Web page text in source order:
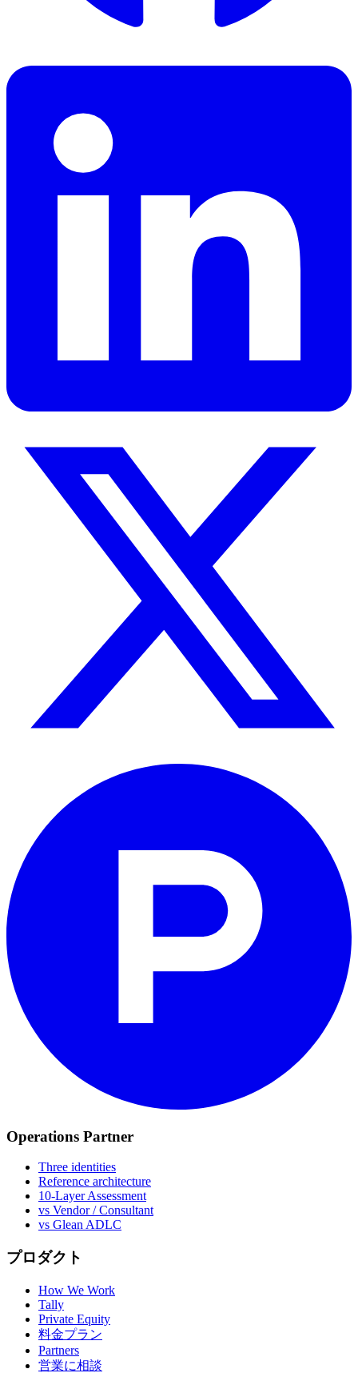
Operations Partner
Three identities
Reference architecture
10-Layer Assessment
vs Vendor / Consultant
vs Glean ADLC
プロダクト
How We Work
Tally
Private Equity
料金プラン
Partners
営業に相談